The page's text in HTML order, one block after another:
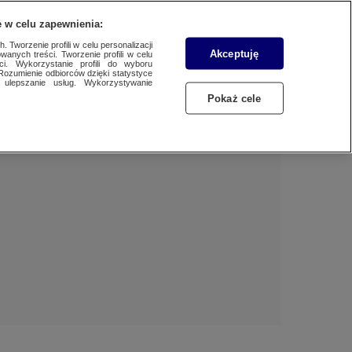
BIZNES
Dzień dobry!
ZALOGUJ SIĘ
w celu zapewnienia:
Tworzenie profili w celu personalizacji
treści. Tworzenie profili w celu
Wykorzystanie profili do wyboru
odbiorców dzięki statystyce
usług. Wykorzystywanie
Akceptuję
Pokaż cele